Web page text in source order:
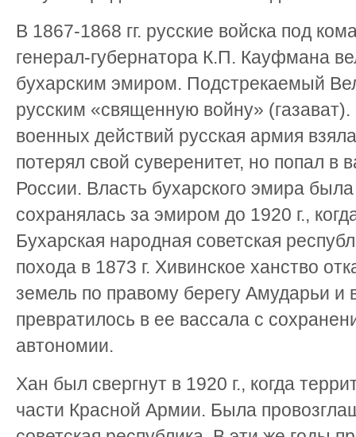
В 1867-1868 гг. русские войска под
генерал-губернатора К.П. Кауфмана
бухарским эмиром. Подстрекаемый
русским «священную войну»
военных действий русская армия
потерял свой суверенитет, но попал в
России. Власть бухарского эмира
сохранялась за эмиром до 1920 г.,
Бухарская народная советская
похода в 1873 г. Хивинское ханство
земель по правому берегу Амударьи и
превратилось в ее вассала с
автономии.
Хан был свергнут в 1920 г., когда
части Красной Армии. Была